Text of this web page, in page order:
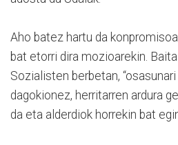
Aho batez hartu da
bat etorri dira mozioarekin. Baita
Sozialisten berbetan,
dagokionez, herritarren ardura
da eta alderdiok horrekin bat